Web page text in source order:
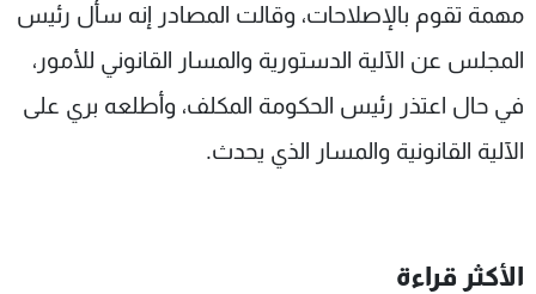
مهمة تقوم بالإصلاحات، وقالت المصادر إنه سأل رئيس
المجلس عن الآلية الدستورية والمسار القانوني للأمور،
في حال اعتذر رئيس الحكومة المكلف، وأطلعه بري على
الآلية القانونية والمسار الذي يحدث.
الأكثر قراءة